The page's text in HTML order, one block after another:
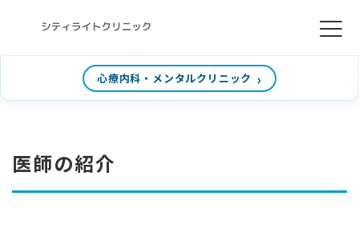
心療内科・メンタルクリニック
医師の紹介